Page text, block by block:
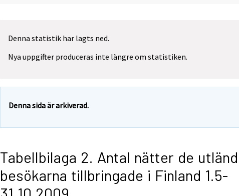
Denna statistik har lagts ned.
Nya uppgifter produceras inte längre om statistiken.
Denna sida är arkiverad.
Tabellbilaga 2. Antal nätter de
besökarna tillbringade i Finland 1.5-